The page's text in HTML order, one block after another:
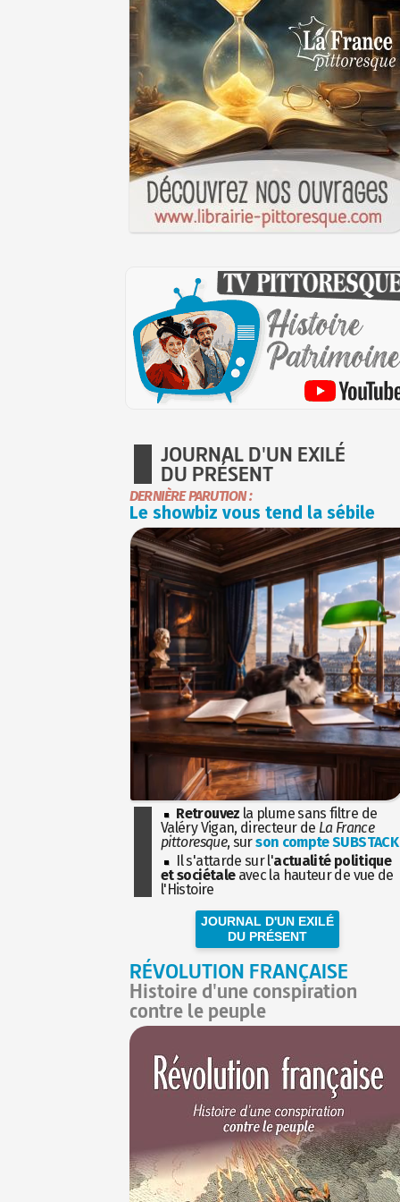
JOURNAL D'UN EXILÉ
DU PRÉSENT
DERNIÈRE PARUTION :
Le showbiz vous tend la sébile
Retrouvez la plume sans filtre de
Valéry Vigan, directeur de La France
pittoresque, surson compte SUBSTACK
Il s'attarde sur l'actualité politique
et sociétaleavec la hauteur de vue de
l'Histoire
JOURNAL D'UN EXILÉ
DU PRÉSENT
RÉVOLUTION FRANÇAISE
Histoire d'une conspiration
contre le peuple